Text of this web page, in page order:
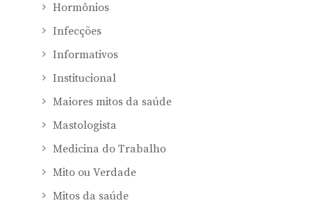
Hormônios
Infecções
Informativos
Institucional
Maiores mitos da saúde
Mastologista
Medicina do Trabalho
Mito ou Verdade
Mitos da saúde